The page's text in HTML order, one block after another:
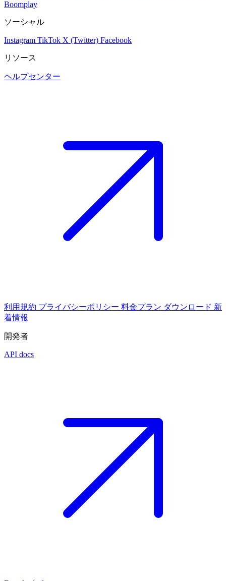
Boomplay
ソーシャル
Instagram TikTok X (Twitter) Facebook
リソース
ヘルプセンター
利用規約 プライバシーポリシー 料金プラン ダウンロード 新
着情報
開発者
API docs